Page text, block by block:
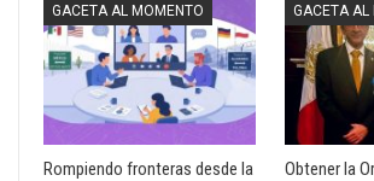
GACETA AL MOMENTO
Rompiendo fronteras desde la
GACETA AL
Obtener la